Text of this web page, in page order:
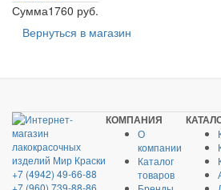
Сумма1760 руб.
Вернуться в магазин
+7 (4942) 49-66-88
+7 (960) 739-88-86
КОМПАНИЯ
О
компании
Каталог
товаров